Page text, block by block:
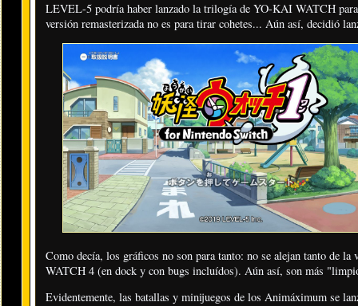
LEVEL-5 podría haber lanzado la trilogía de YO-KAI WATCH
versión remasterizada no es para tirar cohetes... Aún así, decidió
Como decía, los gráficos no son para tanto: no se alejan tanto de
WATCH 4 (en dock y con bugs incluídos). Aún así, son más
Evidentemente, las batallas y minijuegos de los Animáximum se